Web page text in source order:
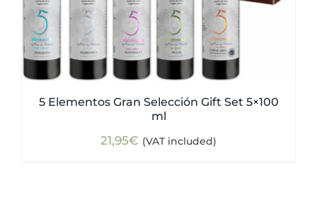
5 Elementos Gran Selección Gift Set 5×100
ml
21,95€ (VAT included)